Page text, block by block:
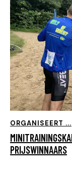
ORGANISEERT ...
PRIJSWINNAARS